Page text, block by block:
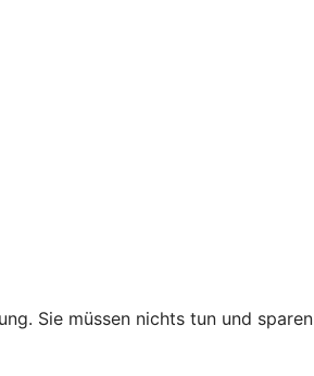
Sie müssen nichts tun und sparen